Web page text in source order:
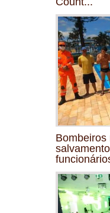
Bombeiros